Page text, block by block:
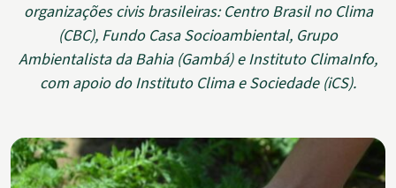
organizações civis brasileiras: Centro Brasil no Clima
(CBC), Fundo Casa Socioambiental, Grupo
Ambientalista da Bahia (Gambá) e Instituto ClimaInfo,
com apoio do Instituto Clima e Sociedade (iCS).